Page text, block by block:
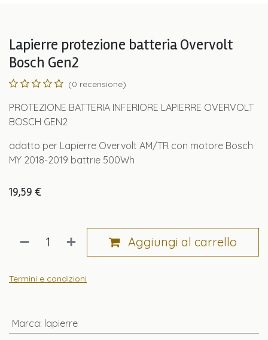
Lapierre protezione batteria Overvolt
Bosch Gen2
(0 recensione)
PROTEZIONE BATTERIA INFERIORE LAPIERRE OVERVOLT
BOSCH GEN2
adatto per Lapierre Overvolt AM/TR con motore Bosch
MY 2018-2019 battrie 500Wh
19,59 €
Aggiungi al carrello
Termini e condizioni
Marca: lapierre